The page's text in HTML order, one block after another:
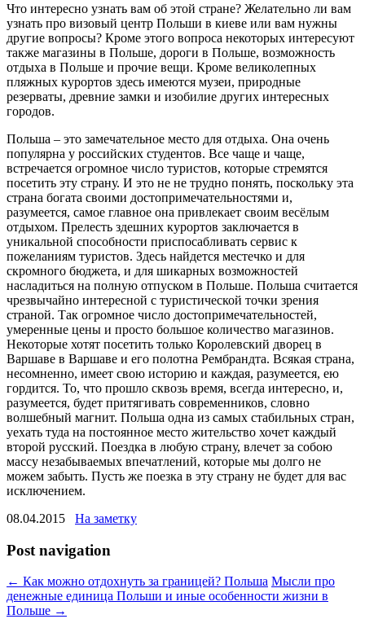
Что интересно узнать вам об этой стране? Желательно ли вам
узнать про визовый центр Польши в киеве или вам нужны
другие вопросы? Кроме этого вопроса некоторых интересуют
также магазины в Польше, дороги в Польше, возможность
отдыха в Польше и прочие вещи. Кроме великолепных
пляжных курортов здесь имеются музеи, природные
резерваты, древние замки и изобилие других интересных
городов.
Польша – это замечательное место для отдыха. Она очень
популярна у российских студентов. Все чаще и чаще,
встречается огромное число туристов, которые стремятся
посетить эту страну. И это не не трудно понять, поскольку эта
страна богата своими достопримечательностями и,
разумеется, самое главное она привлекает своим весёлым
отдыхом. Прелесть здешних курортов заключается в
уникальной способности приспосабливать сервис к
пожеланиям туристов. Здесь найдется местечко и для
скромного бюджета, и для шикарных возможностей
насладиться на полную отпуском в Польше. Польша считается
чрезвычайно интересной с туристической точки зрения
страной. Так огромное число достопримечательностей,
умеренные цены и просто большое количество магазинов.
Некоторые хотят посетить только Королевский дворец в
Варшаве в Варшаве и его полотна Рембрандта. Всякая страна,
несомненно, имеет свою историю и каждая, разумеется, ею
гордится. То, что прошло сквозь время, всегда интересно, и,
разумеется, будет притягивать современников, словно
волшебный магнит. Польша одна из самых стабильных стран,
уехать туда на постоянное место жительство хочет каждый
второй русский. Поездка в любую страну, влечет за собою
массу незабываемых впечатлений, которые мы долго не
можем забыть. Пусть же поезка в эту страну не будет для вас
исключением.
08.04.2015 На заметку
Post navigation
← Как можно отдохнуть за границей? Польша Мысли про
денежные единица Польши и иные особенности жизни в
Польше →